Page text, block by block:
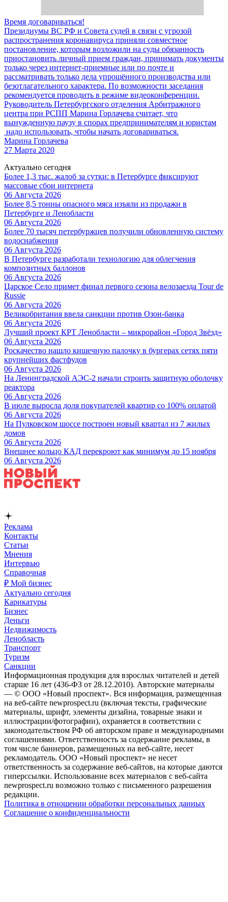
Время договариваться!
Президиумы ВС РФ и Совета судей в связи с угрозой
распространения коронавируса приняли совместное
постановление, которым возложили на суды обязанность
приостановить личный прием граждан, принимать документы
только через интернет-приемные или по почте и
рассматривать только дела упрощённого производства или
безотлагательного характера. По возможности заседания
рекомендуется проводить в режиме видеоконференции.
Руководитель Петербургского отделения Арбитражного
центра при РСПП Марина Горлачева считает, что
вынужденную паузу в спорах предпринимателям и юристам
надо использовать, чтобы начать договариваться.
Марина Горлачева
27 Марта 2020
Актуально сегодня
Более 1,3 тыс. жалоб за сутки: в Петербурге фиксируют
массовые сбои интернета
06 Августа 2026
Более 8,5 тонны опасного мяса изъяли из продажи в
Петербурге и Ленобласти
06 Августа 2026
Более 70 тысяч петербуржцев получили обновленную систему
водоснабжения
06 Августа 2026
В Петербурге разработали технологию для облегчения
композитных баллонов
06 Августа 2026
Царское Село примет финал первого сезона велозаезда Tour de
Russie
06 Августа 2026
Великобритания ввела санкции против Озон-банка
06 Августа 2026
Лучший проект КРТ Ленобласти – микрорайон «Город Звёзд»
06 Августа 2026
Роскачество нашло кишечную палочку в бургерах сетях пяти
крупнейших фастфудов
06 Августа 2026
На Ленинградской АЭС-2 начали строить защитную оболочку
реактора
06 Августа 2026
В июле выросла доля покупателей квартир со 100% оплатой
06 Августа 2026
На Пулковском шоссе построен новый квартал из 7 жилых
домов
06 Августа 2026
Внешнее кольцо КАД перекроют как минимум до 15 ноября
06 Августа 2026
Реклама
Контакты
Статьи
Мнения
Интервью
Справочная
₽ Мой бизнес
Актуально сегодня
Карикатуры
Бизнес
Деньги
Недвижимость
Ленобласть
Транспорт
Туризм
Санкции
Информационная продукция для взрослых читателей и детей
старше 16 лет (436-ФЗ от 28.12.2010). Авторские материалы
— © ООО «Новый проспект». Вся информация, размещенная
на веб-сайте newprospect.ru (включая тексты, графические
материалы, шрифт, элементы дизайна, товарные знаки и
иллюстрации/фотографии), охраняется в соответствии с
законодательством РФ об авторском праве и международными
соглашениями. Ответственность за содержание рекламы, в
том числе баннеров, размещенных на веб-сайте, несет
рекламодатель. ООО «Новый проспект» не несет
ответственность за содержание веб-сайтов, на которые даются
гиперссылки. Использование всех материалов с веб-сайта
newprospect.ru возможно только с письменного разрешения
редакции.
Политика в отношении обработки персональных данных
Соглашение о конфиденциальности